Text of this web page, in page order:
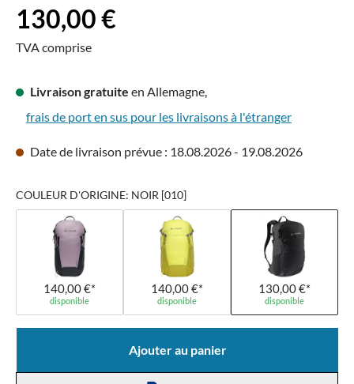
Prix régulier :
130,00 €
TVA comprise
Livraison gratuite en Allemagne,
frais de port en sus pour les livraisons à l'étranger
Date de livraison prévue : 18.08.2026 - 19.08.2026
COULEUR D'ORIGINE: NOIR [010]
140,00 €*
disponible
140,00 €*
disponible
130,00 €*
disponible
Ajouter au panier